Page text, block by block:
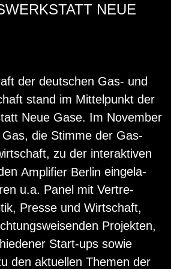
NEUE
der deut­schen Gas- und
stand im Mit­tel­punkt der
Neue Gase. Im No­vem­ber
die Stim­me der Gas-
zu der in­ter­ak­ti­ven
Am­pli­fier Ber­lin ein­ge­la­
u.a. Panel mit Ver­tre­
Pres­se und Wirt­schaft,
Pro­jek­ten,
Start-ups sowie
den ak­tu­el­len The­men der